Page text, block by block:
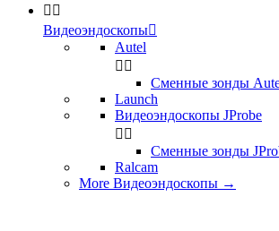
 
Видеоэндоскопы
Autel
 
Сменные зонды
Launch
Видеоэндоскопы JProbe
 
Сменные зонды
Ralcam
More Видеоэндоскопы →